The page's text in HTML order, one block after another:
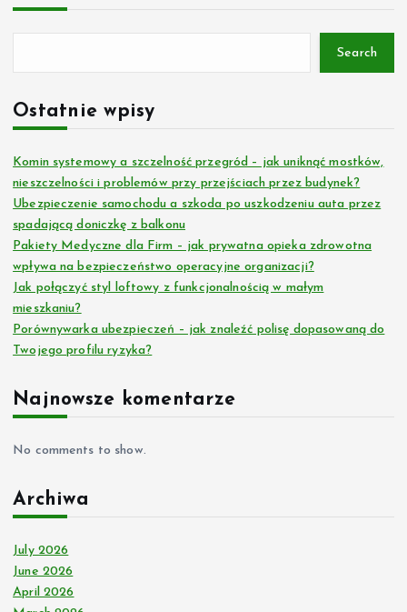
Search
Ostatnie wpisy
Komin systemowy a szczelność przegród – jak uniknąć mostków,
nieszczelności i problemów przy przejściach przez budynek?
Ubezpieczenie samochodu a szkoda po uszkodzeniu auta przez
spadającą doniczkę z balkonu
Pakiety Medyczne dla Firm – jak prywatna opieka zdrowotna
wpływa na bezpieczeństwo operacyjne organizacji?
Jak połączyć styl loftowy z funkcjonalnością w małym
mieszkaniu?
Porównywarka ubezpieczeń – jak znaleźć polisę dopasowaną do
Twojego profilu ryzyka?
Najnowsze komentarze
No comments to show.
Archiwa
July 2026
June 2026
April 2026